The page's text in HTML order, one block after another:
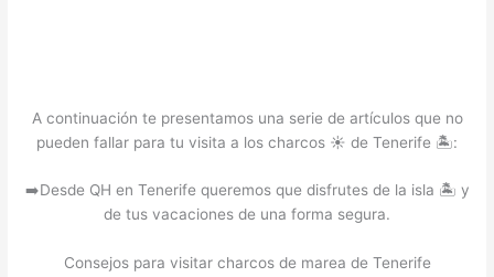
A continuación te presentamos una serie de artículos que no
pueden fallar para tu visita a los charcos ☀️ de Tenerife 🏝️:
➡️Desde QH en Tenerife queremos que disfrutes de la isla 🏝️ y
de tus vacaciones de una forma segura.
Consejos para visitar charcos de marea de Tenerife